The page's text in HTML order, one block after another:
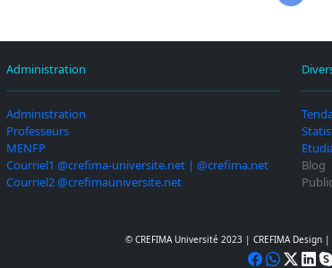
Administration
Administration
Professeurs
MENFP
Courriel1 @crefima-universite.net | @crefima.net
Courriel2 @crefimauniversite.net
Blog
© CREFIMA Université 2023 | CREFIMA Design |